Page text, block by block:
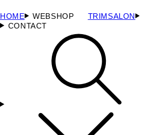
HOME WEBSHOP TRIMSALON
CONTACT